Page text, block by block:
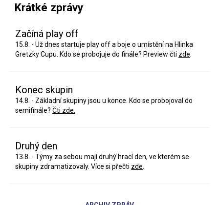
Krátké zprávy
Začíná play off
15.8. - Už dnes startuje play off a boje o umístění na Hlinka
Gretzky Cupu. Kdo se probojuje do finále? Preview čti zde
Konec skupin
14.8. - Základní skupiny jsou u konce. Kdo se probojoval do
semifinále? Čti zde.
Druhý den
13.8. - Týmy za sebou mají druhý hrací den, ve kterém se
skupiny zdramatizovaly. Více si přečti zde